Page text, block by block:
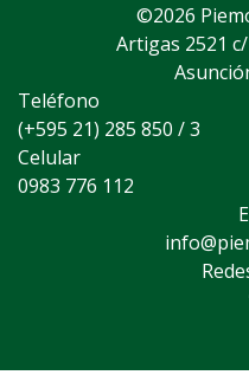
©2026
Artigas 2521
Teléfono
(+595 21) 285 850 / 3
Celular
0983 776 112